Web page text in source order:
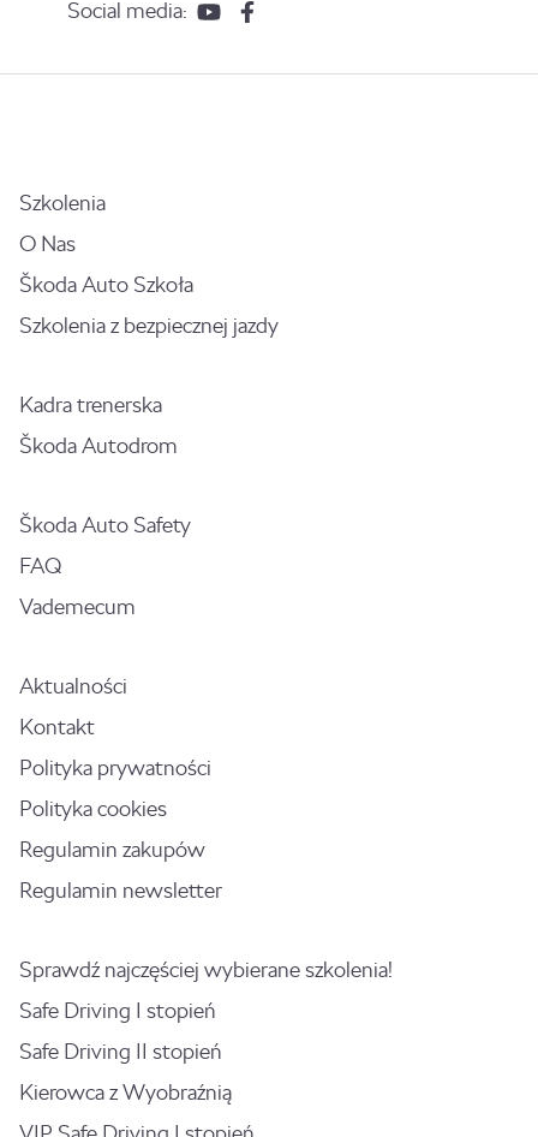
Social media:
Szkolenia
O Nas
Škoda Auto Szkoła
Szkolenia z bezpiecznej jazdy
Kadra trenerska
Škoda Autodrom
Škoda Auto Safety
FAQ
Vademecum
Aktualności
Kontakt
Polityka prywatności
Polityka cookies
Regulamin zakupów
Regulamin newsletter
Sprawdź najczęściej wybierane szkolenia!
Safe Driving I stopień
Safe Driving II stopień
Kierowca z Wyobraźnią